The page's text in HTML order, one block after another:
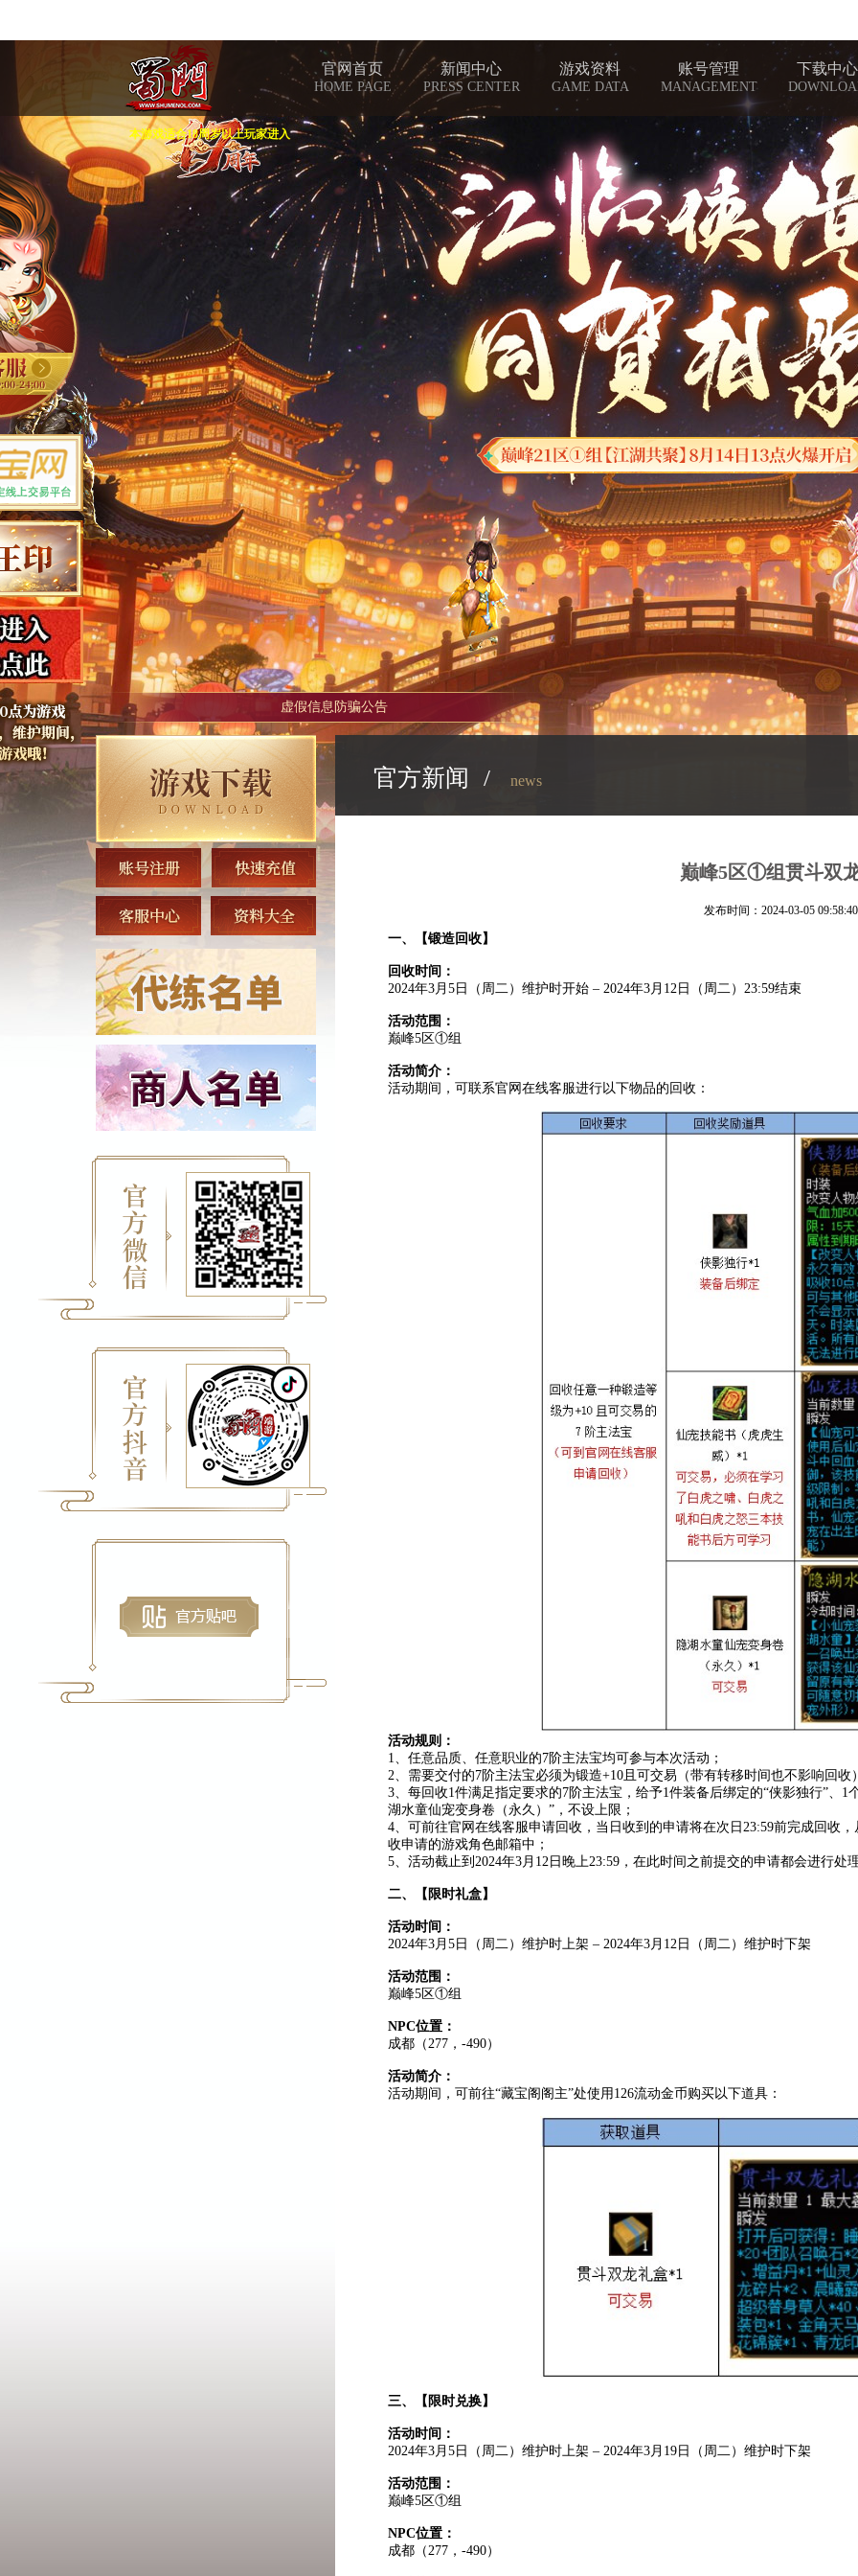
官网首页
HOME PAGE
新闻中心
PRESS CENTER
游戏资料
GAME DATA
账号管理
MANAGEMENT
下载中心
本游戏适合18周岁以上玩家进入
虚假信息防骗公告
官方新闻 / news
巅峰5区①组贯斗双
发布时间：2024-03-05 09:58:40
一、 【锻造回收】
回收时间：
2024年3月5日（周二）维护时开始 – 2024年3月12日（周二）23:59结束
活动范围：
巅峰5区①组
活动简介：
活动期间，可联系官网在线客服进行以下物品的回收：
活动规则：
1、任意品质、任意职业的7阶主法宝均可参与本次活动；
2、需要交付的7阶主法宝必须为锻造+10且可交易（带有转移时间也不影响回
3、每回收1件满足指定要求的7阶主法宝，给予1件装备后绑定的“侠影独行”、
湖水童仙宠变身卷（永久）”，不设上限；
4、可前往官网在线客服申请回收，当日收到的申请将在次日23:59前完成回收
收申请的游戏角色邮箱中；
5、活动截止到2024年3月12日晚上23:59，在此时间之前提交的申请都会进行处
二、 【 限时礼盒】
活动时间：
2024年3月5日（周二）维护时上架 – 2024年3月12日（周二）维护时下架
活动范围：
巅峰5区①组
NPC位置：
成都（277，-490）
活动简介：
活动期间，可前往“藏宝阁阁主”处使用126流动金币购买以下道具：
三、 【 限时兑换】
活动时间：
2024年3月5日（周二）维护时上架 – 2024年3月19日（周二）维护时下架
活动范围：
巅峰5区①组
NPC位置：
成都（277，-490）